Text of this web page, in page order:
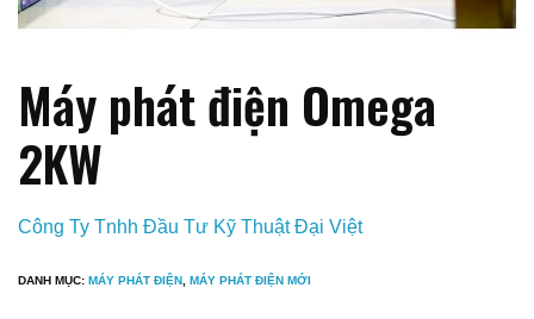
Máy phát điện Omega
2KW
Công Ty Tnhh Đầu Tư Kỹ Thuật Đại Việt
DANH MỤC: MÁY PHÁT ĐIỆN MÁY PHÁT ĐIỆN MỚI